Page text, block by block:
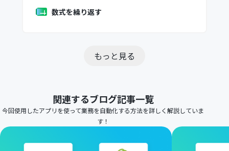
数式を繰り返す
もっと見る
関連するブログ記事一覧
今回使用したアプリを使って業務を自動化する方法を詳しく解説していま
す！